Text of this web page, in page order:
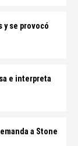
y se provocó
e interpreta
a Stone